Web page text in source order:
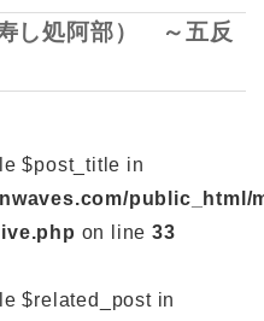
し処阿部） ～五反
$post_title in
public_html/
on line33
$related_post in